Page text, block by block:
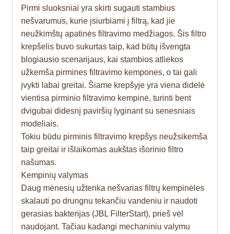
Pirmi sluoksniai yra skirti sugauti stambius
nešvarumus, kurie įsiurbiami į filtrą, kad jie
neužkimštų apatinės filtravimo medžiagos. Šis filtro
krepšelis buvo sukurtas taip, kad būtų išvengta
blogiausio scenarijaus, kai stambios atliekos
užkemša pirmines filtravimo kempones, o tai gali
įvykti labai greitai. Šiame krepšyje yra viena didelė
vientisa pirminio filtravimo kempinė, turinti bent
dvigubai didesnį paviršių lyginant su senesniais
modeliais.
Tokiu būdu pirminis filtravimo krepšys neužsikemša
taip greitai ir išlaikomas aukštas išorinio filtro
našumas.
Kempinių valymas
Daug mėnesių užtenka nešvarias filtrų kempinėles
skalauti po drungnu tekančiu vandeniu ir naudoti
gerasias bakterijas (JBL FilterStart), prieš vėl
naudojant. Tačiau kadangi mechaniniu valymu